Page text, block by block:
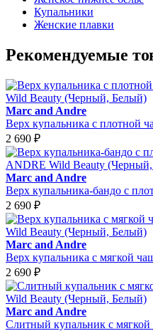
Купальники
Женские плавки
Рекомендуемые
Marc and Andre
Верх купальника с плотной
2 690 ₽
Marc and Andre
Верх купальника-бандо с
2 690 ₽
Marc and Andre
Верх купальника с мягкой
2 690 ₽
Marc and Andre
Слитный купальник с